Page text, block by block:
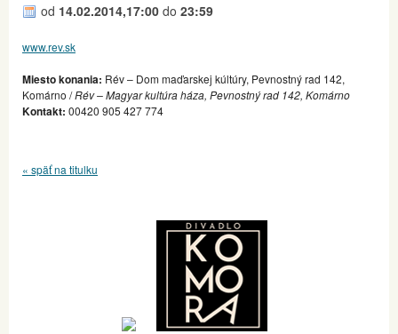
od 14.02.2014,17:00 do 23:59
www.rev.sk
Miesto konania: Rév – Dom maďarskej kúltúry, Pevnostný rad 142,
Komárno /Rév – Magyar kultúra háza, Pevnostný rad 142, Komárno
Kontakt: 00420 905 427 774
« späť na titulku